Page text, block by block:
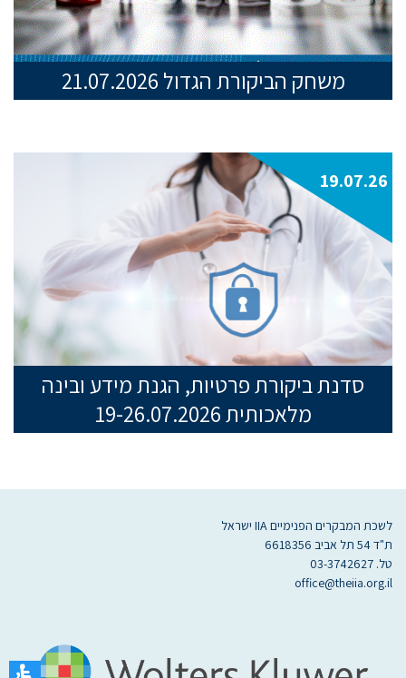
משחק הביקורת הגדול 21.07.2026
19.07.26
סדנת ביקורת פרטיות, הגנת מידע ובינה
מלאכותית 19-26.07.2026
לשכת המבקרים הפנימיים IIA ישראל
ת"ד 54 תל אביב 6618356
טל. 03-3742627
office@theiia.org.il